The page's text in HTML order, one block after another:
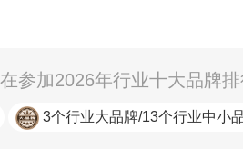
参加2026年行业十大品牌排
3个行业大品牌/13个行业中小